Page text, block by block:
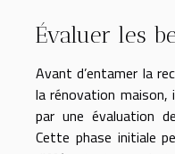
Évaluer les
Avant d’entamer la
la rénovation
par une évaluation
Cette phase initiale